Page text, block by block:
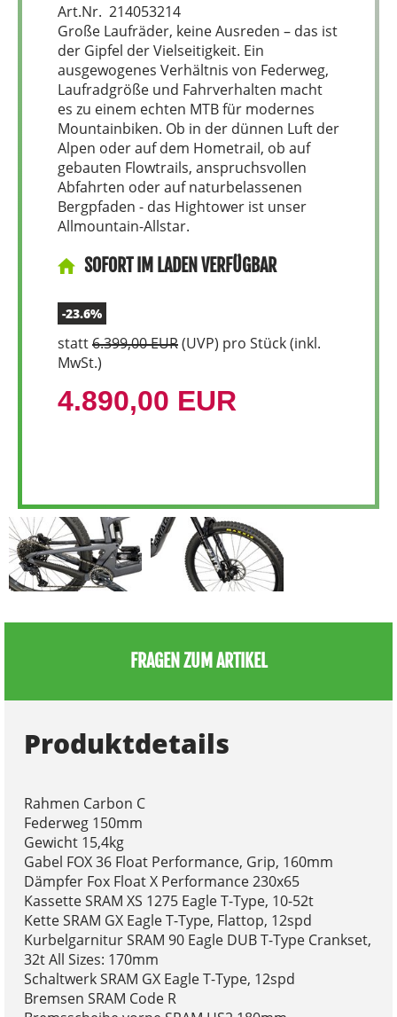
Art.Nr. 214053214
Große Laufräder, keine Ausreden – das ist
der Gipfel der Vielseitigkeit. Ein
ausgewogenes Verhältnis von Federweg,
Laufradgröße und Fahrverhalten macht
es zu einem echten MTB für modernes
Mountainbiken. Ob in der dünnen Luft der
Alpen oder auf dem Hometrail, ob auf
gebauten Flowtrails, anspruchsvollen
Abfahrten oder auf naturbelassenen
Bergpfaden - das Hightower ist unser
Allmountain-Allstar.
SOFORT IM LADEN VERFÜGBAR
-23.6%
statt6.399,00 EUR(UVP) pro Stück (inkl.
MwSt.)
4.890,00 EUR
FRAGEN ZUM ARTIKEL
Produktdetails
Rahmen Carbon C
Federweg 150mm
Gewicht 15,4kg
Gabel FOX 36 Float Performance, Grip, 160mm
Dämpfer Fox Float X Performance 230x65
Kassette SRAM XS 1275 Eagle T-Type, 10-52t
Kette SRAM GX Eagle T-Type, Flattop, 12spd
Kurbelgarnitur SRAM 90 Eagle DUB T-Type Crankset,
32t All Sizes: 170mm
Schaltwerk SRAM GX Eagle T-Type, 12spd
Bremsen SRAM Code R